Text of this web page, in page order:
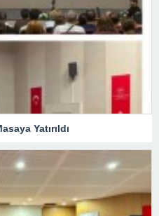
Yatırıldı